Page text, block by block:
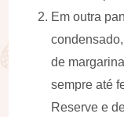
Em outra
de
sempre até
Reserve e